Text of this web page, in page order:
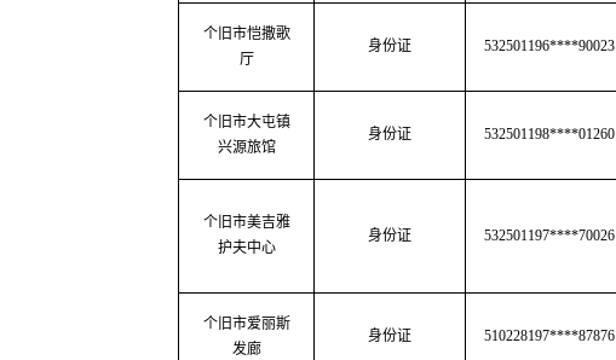
个旧市恺撒歌
厅
身份证 532501196****90023
个旧市大屯镇
兴源旅馆
身份证 532501198****01260
个旧市美吉雅
护夫中心
身份证 532501197****70026
个旧市爱丽斯
发廊
身份证 510228197****87876